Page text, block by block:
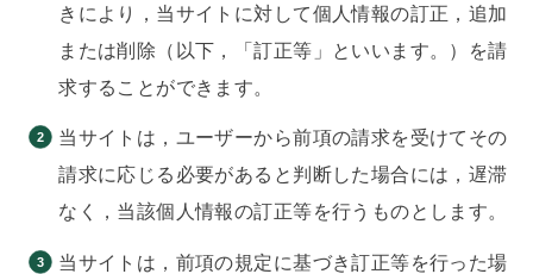
きにより，当サイトに対して個人情報の訂正，追加
または削除（以下，「訂正等」といいます。）を請
求することができます。
当サイトは，ユーザーから前項の請求を受けてその
請求に応じる必要があると判断した場合には，遅滞
なく，当該個人情報の訂正等を行うものとします。
当サイトは，前項の規定に基づき訂正等を行った場